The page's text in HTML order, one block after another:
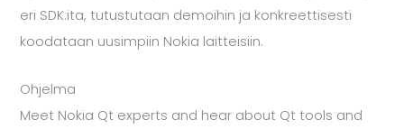
eri SDK:ita, tutustutaan demoihin ja konkreettisesti
koodataan uusimpiin Nokia laitteisiin.
Ohjelma
Meet Nokia Qt experts and hear about Qt tools and